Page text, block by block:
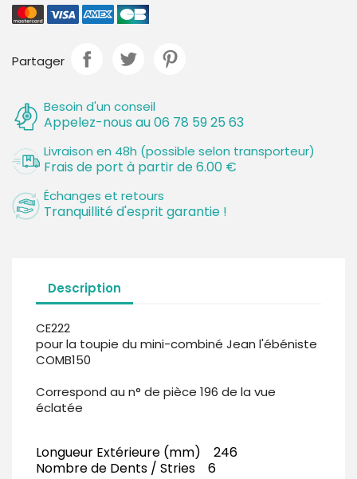
Partager
Besoin d'un conseil
Appelez-nous au 06 78 59 25 63
Livraison en 48h (possible selon transporteur)
Frais de port à partir de 6.00 €
Échanges et retours
Tranquillité d'esprit garantie !
Description
CE222
pour la toupie du mini-combiné Jean l'ébéniste
COMB150
Correspond au n° de pièce 196 de la vue
éclatée
Longueur Extérieure (mm) 246
Nombre de Dents / Stries 6